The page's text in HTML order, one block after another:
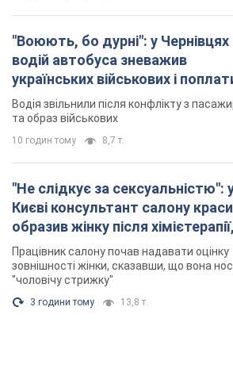
"Воюють, бо дурні": у Чернівцях
водій автобуса зневажив
українських військових і
Відео
Водія звільнили після конфлікту з
та образ військових
10 годин тому 8,7 т.
"Не слідкує за сексуальністю":
Києві консультант салону краси
образив жінку після хімієтерапії,
розгорівся скандал. Фото
Працівник салону почав надавати оцінку
зовнішності жінки, сказавши, що вона
"чоловічу стрижку"
3 години тому 13,8 т.